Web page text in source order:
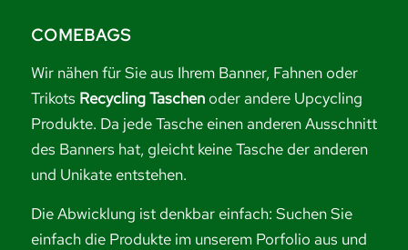
COMEBAGS
Wir nähen für Sie aus Ihrem Banner, Fahnen oder
Trikots Recycling Taschenoder andere Upcycling
Produkte. Da jede Tasche einen anderen Ausschnitt
des Banners hat, gleicht keine Tasche der anderen
und Unikate entstehen.
Die Abwicklung ist denkbar einfach: Suchen Sie
einfach die Produkte im unserem Porfolio aus und